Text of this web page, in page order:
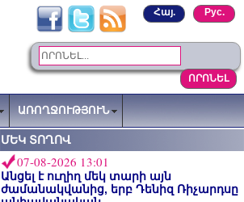
Рус.
Հայ.
ԱՌՈՂՋՈՒԹՅՈՒՆ
ՄԵԿ ՏՈՂՈՎ
07-08-2026 13:01
Անցել է ուղիղ մեկ տարի այն
ժամանակվանից, երբ Դենիզ Ռիչարդսը